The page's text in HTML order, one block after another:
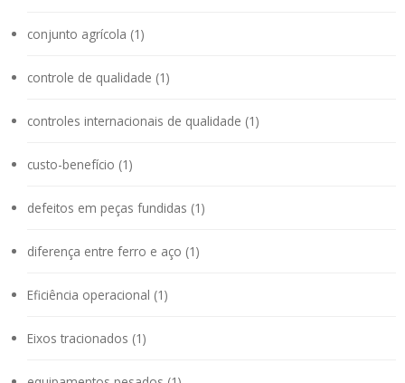
conjunto agrícola (1)
controle de qualidade (1)
controles internacionais de qualidade (1)
custo-benefício (1)
defeitos em peças fundidas (1)
diferença entre ferro e aço (1)
Eficiência operacional (1)
Eixos tracionados (1)